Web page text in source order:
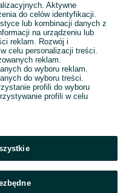
Aktywne
do celów identyfikacji.
lub kombinacji danych z
na urządzeniu lub
reklam. Rozwój i
celu personalizacji treści.
reklam.
do wyboru reklam.
do wyboru treści.
profili do wyboru
profili w celu